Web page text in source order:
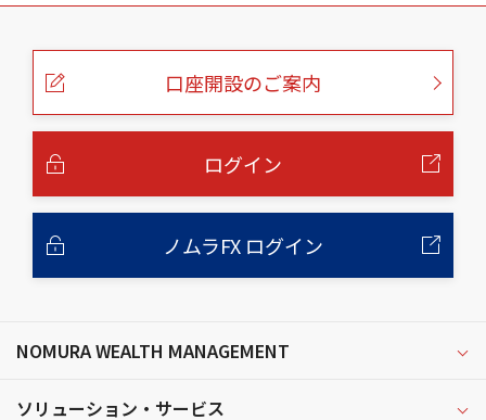
こ
口座開設のご案内
ログイン
ノムラFX ログイン
NOMURA WEALTH MANAGEMENT
ソリューション・サービス